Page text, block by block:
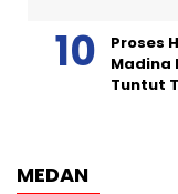
Proses
Madina
Tuntut
MEDAN